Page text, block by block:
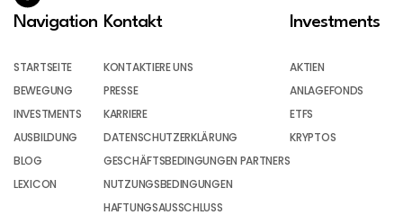
Navigation
STARTSEITE
BEWEGUNG
INVESTMENTS
AUSBILDUNG
BLOG
LEXICON
Kontakt
KONTAKTIERE UNS
PRESSE
KARRIERE
DATENSCHUTZERKLÄRUNG
GESCHÄFTSBEDINGUNGEN PARTNERS
NUTZUNGSBEDINGUNGEN
HAFTUNGSAUSSCHLUSS
Investments
AKTIEN
ANLAGEFONDS
ETFS
KRYPTOS